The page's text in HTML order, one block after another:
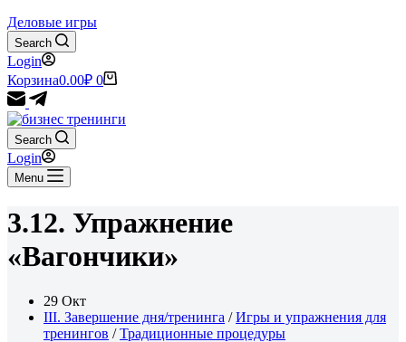
Деловые игры
Search
Login
Корзина0.00₽ 0
Search
Login
Menu
3.12. Упражнение
«Вагончики»
29 Окт
III. Завершение дня/тренинга /Игры и упражнения для
тренингов /Традиционные процедуры